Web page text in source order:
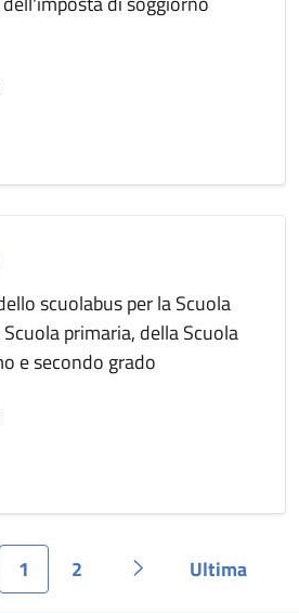
scuolabus per la Scuola
primaria, della Scuola
e secondo grado
precedente
Pagina
1 Pagina
2 Pagina successiva
Pagina
Ultima